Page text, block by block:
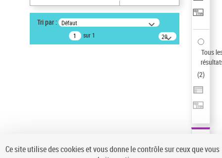
Sauvegarder votre recherche
AFFINER
Type de notice d'autorité
Tri par : Défaut
sur 1
20
résultats/page
Tous
(2)
Ce site utilise des cookies et vous donne le contrôle sur ceux que vous